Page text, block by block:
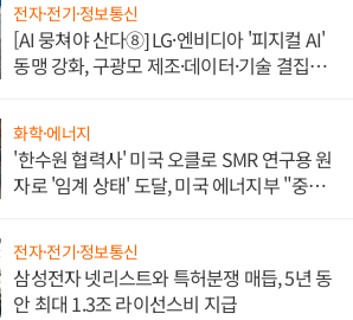
전자·전기·정보통신
[AI 뭉쳐야 산다⑧] LG·엔비디아 '피지컬 AI'
동맹 강화, 구광모 제조·데이터·기술 결집
화학·에너지
'한수원 협력사' 미국 오클로 SMR 연구용 원
자로 '임계 상태' 도달, 미국 에너지부 "중요
전자·전기·정보통신
삼성전자 넷리스트와 특허분쟁 매듭, 5년 동
안 최대 1.3조 라이선스비 지급